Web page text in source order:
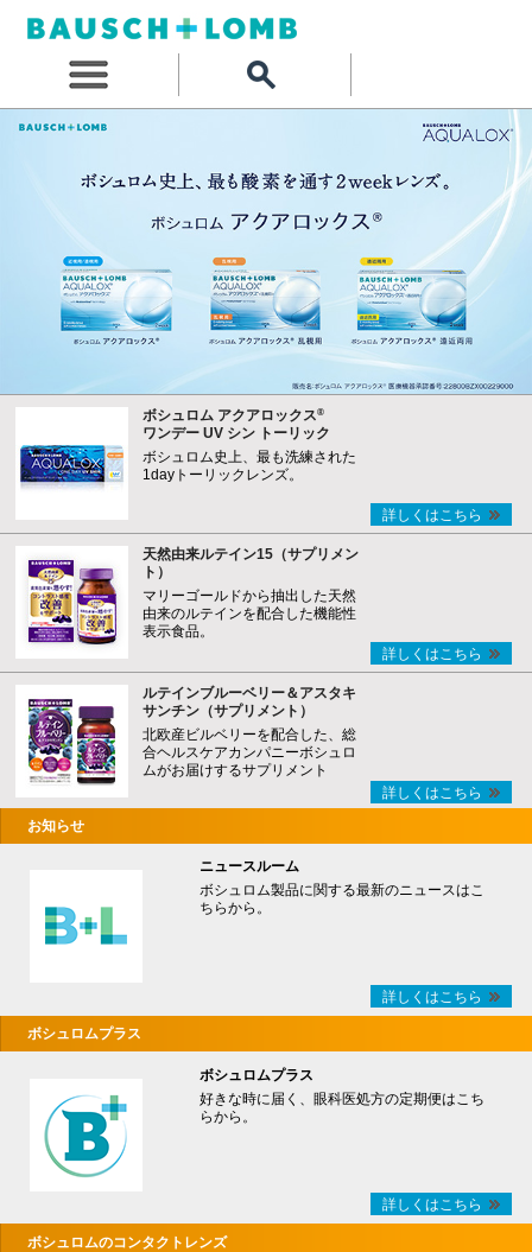
ボシュロム アクアロックス®
ワンデー UV シン トーリック
ボシュロム史上、最も洗練された
1dayトーリックレンズ。
詳しくはこちら
天然由来ルテイン15（サプリメン
ト）
マリーゴールドから抽出した天然
由来のルテインを配合した機能性
表示食品。
詳しくはこちら
ルテインブルーベリー＆アスタキ
サンチン（サプリメント）
北欧産ビルベリーを配合した、総
合ヘルスケアカンパニーボシュロ
ムがお届けするサプリメント
詳しくはこちら
お知らせ
ニュースルーム
ボシュロム製品に関する最新のニュースはこ
ちらから。
詳しくはこちら
ボシュロムプラス
ボシュロムプラス
好きな時に届く、眼科医処方の定期便はこち
らから。
詳しくはこちら
ボシュロムのコンタクトレンズ